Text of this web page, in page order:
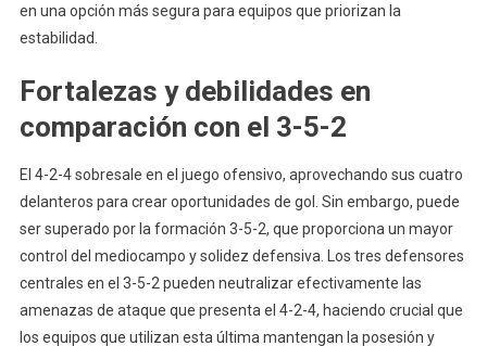
en una opción más segura para equipos que priorizan la
estabilidad.
Fortalezas y debilidades en
comparación con el 3-5-2
El 4-2-4 sobresale en el juego ofensivo, aprovechando sus cuatro
delanteros para crear oportunidades de gol. Sin embargo, puede
ser superado por la formación 3-5-2, que proporciona un mayor
control del mediocampo y solidez defensiva. Los tres defensores
centrales en el 3-5-2 pueden neutralizar efectivamente las
amenazas de ataque que presenta el 4-2-4, haciendo crucial que
los equipos que utilizan esta última mantengan la posesión y